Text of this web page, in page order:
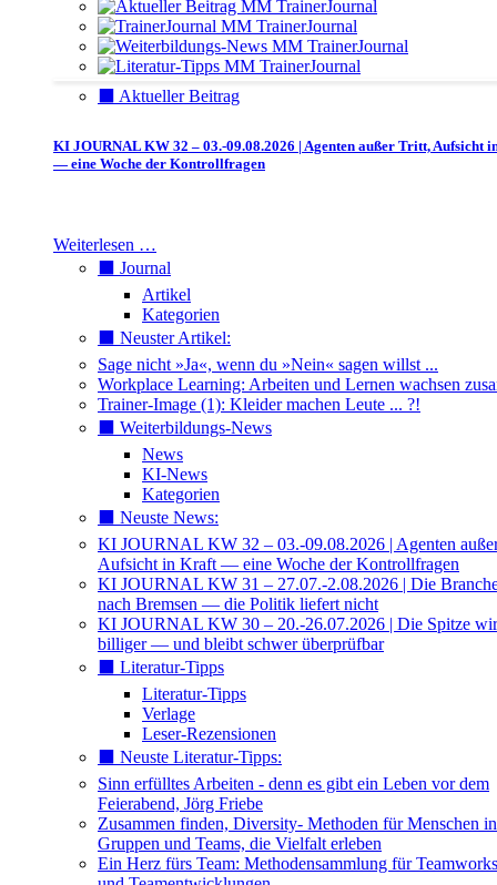
⬛️ Aktueller Beitrag
KI JOURNAL KW 32 – 03.-09.08.2026 | Agenten außer Tritt, Aufsicht
— eine Woche der Kontrollfragen
Weiterlesen …
⬛️ Journal
Artikel
Kategorien
⬛️ Neuster Artikel:
Sage nicht »Ja«, wenn du »Nein« sagen willst ...
Workplace Learning: Arbeiten und Lernen wachsen
Trainer-Image (1): Kleider machen Leute ... ?!
⬛️ Weiterbildungs-News
News
KI-News
Kategorien
⬛️ Neuste News:
KI JOURNAL KW 32 – 03.-09.08.2026 | Agenten
Aufsicht in Kraft — eine Woche der Kontrollfragen
KI JOURNAL KW 31 – 27.07.-2.08.2026 | Die
nach Bremsen — die Politik liefert nicht
KI JOURNAL KW 30 – 20.-26.07.2026 | Die Spitze
billiger — und bleibt schwer überprüfbar
⬛️ Literatur-Tipps
Literatur-Tipps
Verlage
Leser-Rezensionen
⬛️ Neuste Literatur-Tipps:
Sinn erfülltes Arbeiten - denn es gibt ein Leben vor dem
Feierabend, Jörg Friebe
Zusammen finden, Diversity- Methoden für Menschen in
Gruppen und Teams, die Vielfalt erleben
Ein Herz fürs Team: Methodensammlung für